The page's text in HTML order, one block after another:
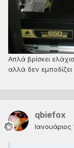
Απλά βρίσκει
αλλά δεν
qbiefox
Ιανουάριος